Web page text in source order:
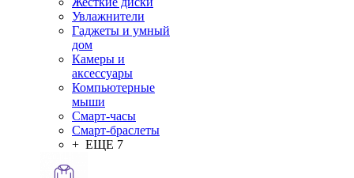
Увлажнители
Гаджеты и умный
дом
Камеры и
аксессуары
Компьютерные
мыши
Смарт-часы
Смарт-браслеты
+ ЕЩЕ 7